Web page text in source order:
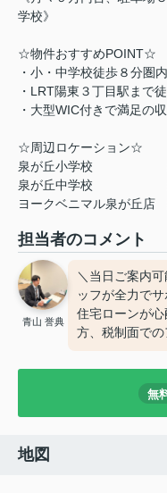
学校》
☆物件おすすめPOINT☆
・小・中学校徒歩８分圏
・LRT陽東３丁目駅まで
・大型WIC付きで満足の
☆周辺ロケーション☆
泉が丘小学校 約
泉が丘中学校 約
ヨークベニマル泉が丘店
担当者のコメント
青山 誉典
＼当日ご案内
ッフが全力で
住宅ローンが
方、税制面での
無
地図